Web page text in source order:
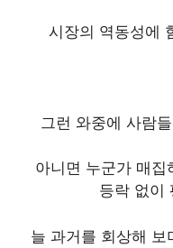
시장의 역동성에
그런 와중에 사람
아니면 누군가 매집
등락 없이
늘 과거를 회상해 보